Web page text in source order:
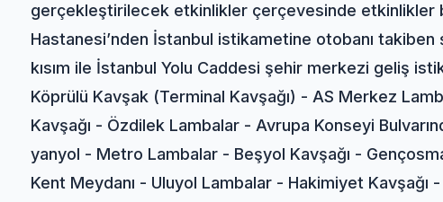
gerçekleştirilecek etkinlikler çerçevesinde etkinlikler
Hastanesi’nden İstanbul istikametine otobanı takiben
kısım ile İstanbul Yolu Caddesi şehir merkezi geliş
Köprülü Kavşak (Terminal Kavşağı) - AS Merkez
Kavşağı - Özdilek Lambalar - Avrupa Konseyi
yanyol - Metro Lambalar - Beşyol Kavşağı -
Kent Meydanı - Uluyol Lambalar - Hakimiyet Kavşağı